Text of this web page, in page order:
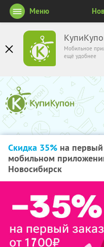
Мобильное
ещё удобнее
Меню
Скидка 35% на первый
мобильном
Новосибирск